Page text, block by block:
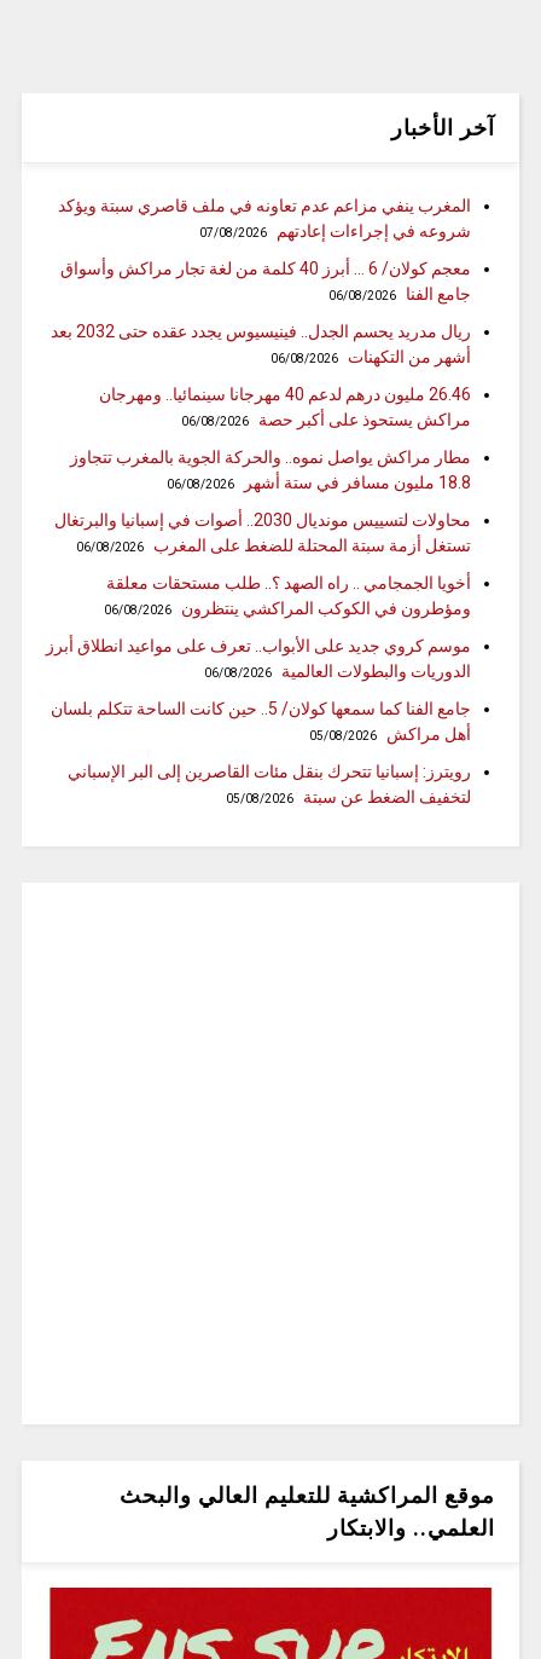
آخر الأخبار
المغرب ينفي مزاعم عدم تعاونه في ملف قاصري سبتة ويؤكد
شروعه في إجراءات إعادتهم
07/08/2026
معجم كولان/ 6 … أبرز 40 كلمة من لغة تجار مراكش وأسواق
جامع الفنا
06/08/2026
ريال مدريد يحسم الجدل.. فينيسيوس يجدد عقده حتى 2032 بعد
أشهر من التكهنات
06/08/2026
26.46 مليون درهم لدعم 40 مهرجانا سينمائيا.. ومهرجان
مراكش يستحوذ على أكبر حصة
06/08/2026
مطار مراكش يواصل نموه.. والحركة الجوية بالمغرب تتجاوز
18.8 مليون مسافر في ستة أشهر
06/08/2026
محاولات لتسييس مونديال 2030.. أصوات في إسبانيا والبرتغال
تستغل أزمة سبتة المحتلة للضغط على المغرب
06/08/2026
أخويا الجمجامي .. راه الصهد ؟.. طلب مستحقات معلقة
ومؤطرون في الكوكب المراكشي ينتظرون
06/08/2026
موسم كروي جديد على الأبواب.. تعرف على مواعيد انطلاق أبرز
الدوريات والبطولات العالمية
06/08/2026
جامع الفنا كما سمعها كولان/ 5.. حين كانت الساحة تتكلم بلسان
أهل مراكش
05/08/2026
رويترز: إسبانيا تتحرك بنقل مئات القاصرين إلى البر الإسباني
لتخفيف الضغط عن سبتة
05/08/2026
موقع المراكشية للتعليم العالي والبحث
العلمي.. والابتكار